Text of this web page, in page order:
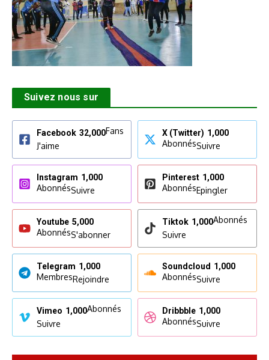
Suivez nous sur
Facebook 32,000Fans
J'aime
X (Twitter) 1,000
AbonnésSuivre
Instagram 1,000
AbonnésSuivre
Pinterest 1,000
AbonnésEpingler
Youtube 5,000
AbonnésS'abonner
Tiktok 1,000Abonnés
Suivre
Telegram 1,000
MembresRejoindre
Soundcloud 1,000
AbonnésSuivre
Vimeo 1,000Abonnés
Suivre
Dribbble 1,000
AbonnésSuivre